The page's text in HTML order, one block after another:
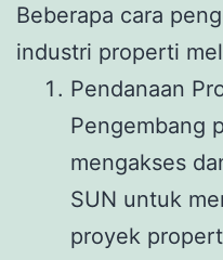
Beberapa cara
industri properti
Pendanaan
Pengembang
mengakses
SUN untuk
proyek